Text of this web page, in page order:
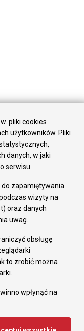
pliki cookies
użytkowników. Pliki
danych, w jaki
serwisu.
zapamiętywania
wizyty na
oraz danych
uwag.
obsługę
to zrobić można
wpłynąć na